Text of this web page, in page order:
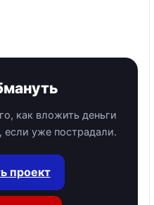
как вложить деньги
уже пострадали.
проект